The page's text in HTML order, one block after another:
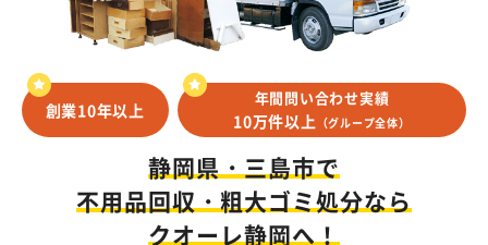
創業10年以上
年間問い合わせ実績
10万件以上 （グループ全体）
静岡県・三島市で
不用品回収・粗大ゴミ処分なら
クオーレ静岡へ！